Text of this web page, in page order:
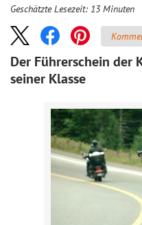
Geschätzte Lesezeit: 13 Minuten
Der Führerschein der
seiner Klasse